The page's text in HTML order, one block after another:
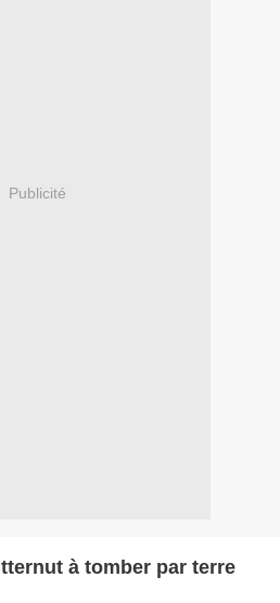
Publicité
à tomber par terre